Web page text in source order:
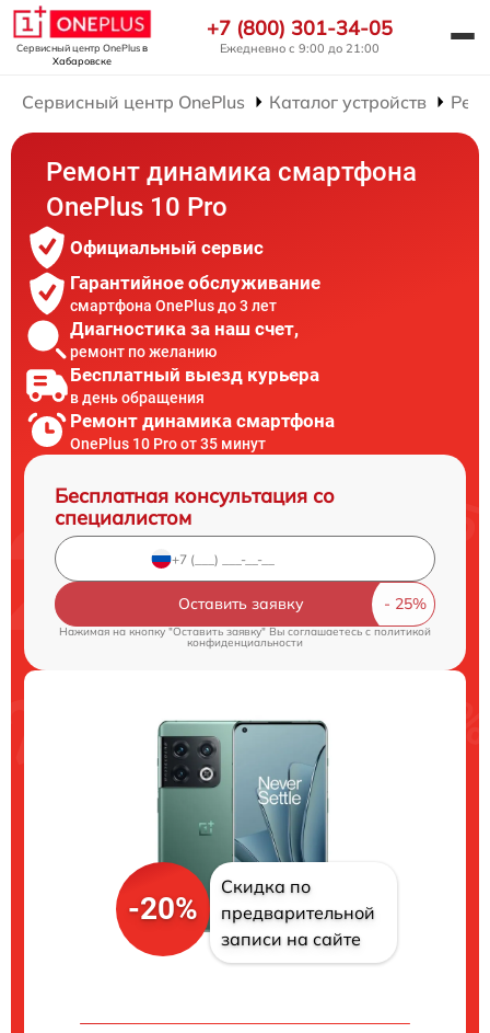
Сервисный центр OnePlusв
Хабаровске
+7 (800) 301-34-05
Ежедневно с 9:00 до 21:00
Сервисный центр OnePlus Каталог устройств
Ремонт динамика смартфона
OnePlus 10 Pro
Официальный сервис
Гарантийное обслуживание
смартфона OnePlus до 3 лет
Диагностика за наш счет,
ремонт по желанию
Бесплатный выезд курьера
в день обращения
Ремонт динамика смартфона
OnePlus 10 Pro от 35 минут
Бесплатная консультация со
специалистом
Оставить заявку
Нажимая на кнопку "Оставить заявку" Вы соглашаетесь c политикой
конфиденциальности
-20%
Скидка по
предварительной
записи на сайте